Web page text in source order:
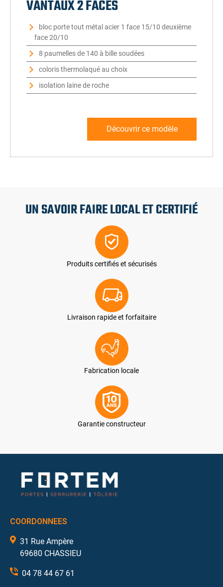
VANTAUX 2 FACES
bloc porte tout métal acier 1 face 15/10 deuxième
face 20/10
8 paumelles de 140 à bille soudées
coloris thermolaqué au choix
isolation laine de roche
Découvrir ce modèle
UN SAVOIR FAIRE LOCAL ET CERTIFIÉ
Produits certifiés et sécurisés
Livraison rapide et forfaitaire
Fabrication locale
Garantie constructeur
COORDONNEES
31 Rue Ampère
69680 CHASSIEU
04 78 44 67 61